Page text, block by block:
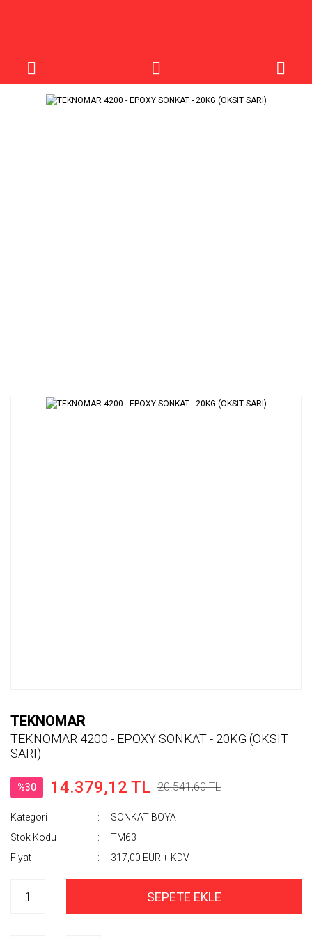
TEKNOMAR
TEKNOMAR 4200 - EPOXY SONKAT - 20KG (OKSIT
SARI)
%30 14.379,12 TL 20.541,60 TL
Kategori
SONKAT BOYA
Stok Kodu
TM63
Fiyat
317,00 EUR + KDV
SEPETE EKLE